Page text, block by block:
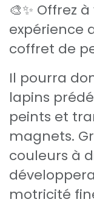
🎨✨ Offrez
expérience
coffret de
Il pourra
lapins
peints et
magnets.
couleurs à
motricité